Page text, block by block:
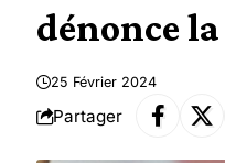
dénonce
25 Février 2024
Partager